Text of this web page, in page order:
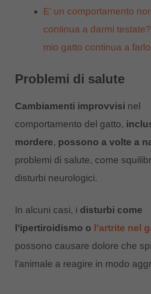
E’ un comportamento
continua a darmi
mio gatto continua a
Problemi di salute
Cambiamenti improvvisi nel
comportamento del gatto,
mordere, possono a volte a
problemi di salute, come
disturbi neurologici.
In alcuni casi, i disturbi come
l’ipertiroidismo o l’artrite nel
possono causare dolore che
l’animale a reagire in modo